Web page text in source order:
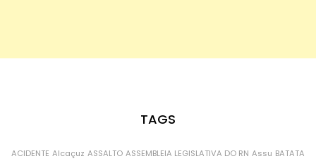
TAGS
ACIDENTE Alcaçuz ASSALTO ASSEMBLEIA LEGISLATIVA DO RN Assu BATATA